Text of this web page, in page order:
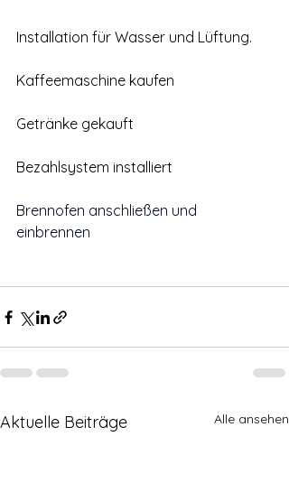
Installation für Wasser und Lüftung.
Kaffeemaschine kaufen
Getränke gekauft
Bezahlsystem installiert
Brennofen anschließen und
einbrennen
Aktuelle Beiträge Alle ansehen